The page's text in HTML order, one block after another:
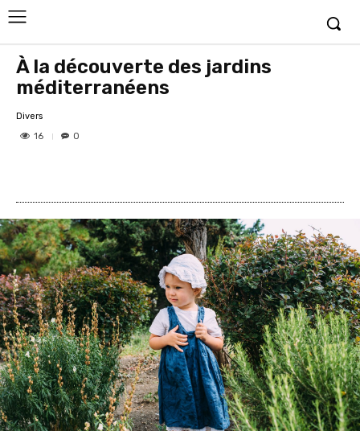
À la découverte des jardins
méditerranéens
Divers
16
0